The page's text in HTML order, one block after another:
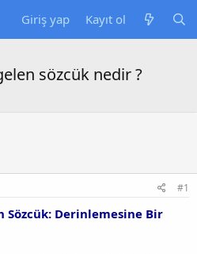
Giriş yap Kayıt ol
sözcük nedir ?
#1
Sözcük: Derinlemesine Bir